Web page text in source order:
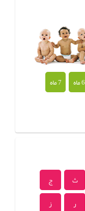
6 ماه
7 ماه
ث
ج
ر
ز